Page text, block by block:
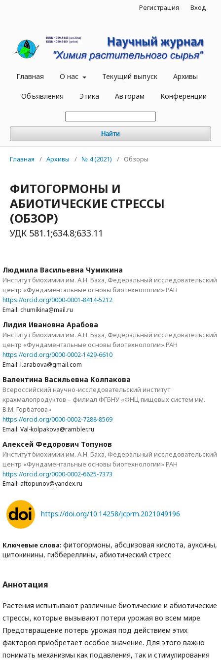
Главная О нас Текущий выпуск Архивы
Объявления Этика Авторам Конференции
Найти
Регистрация Вход
Главная / Архивы / № 4 (2021) / Обзоры
ФИТОГОРМОНЫ И
АБИОТИЧЕСКИЕ СТРЕССЫ
(ОБЗОР)
УДК 581.1;634.8;633.11
Людмила Васильевна Чумикина
Институт биохимии им. А.Н. Баха, Федеральный исследовательский
центр «Фундаментальные основы биотехнологии» РАН
https://orcid.org/0000-0001-8414-5212
Email: chumikina@mail.ru
Лидия Ивановна Арабова
Институт биохимии им. А.Н. Баха, Федеральный исследовательский
центр «Фундаментальные основы биотехнологии» РАН
https://orcid.org/0000-0002-1429-6610
Email: l.arabova@gmail.com
Валентина Васильевна Колпакова
Всероссийский научно-исследовательский институт
крахмалопродуктов – филиал ФГБНУ «ФНЦ пищевых систем им.
В.М. Горбатова»
https://orcid.org/0000-0002-7288-8569
Email: Val-kolpakova@rambler.ru
Алексей Федорович Топунов
Институт биохимии им. А.Н. Баха, Федеральный исследовательский
центр «Фундаментальные основы биотехнологии» РАН
https://orcid.org/0000-0002-6625-7373
Email: aftopunov@yandex.ru
https://doi.org/10.14258/jcprm.2021049196
Ключевые слова: фитогормоны, абсцизовая кислота, ауксины,
цитокинины, гиббереллины, абиотический стресс
Аннотация
Растения испытывают различные биотические и абиотические
стрессы, которые вызывают потери урожая во всем мире.
Предотвращение потерь урожая под действием этих
факторов приобретает особое значение. Для этого важно
понимать механизмы как подавления, так и стимулирования